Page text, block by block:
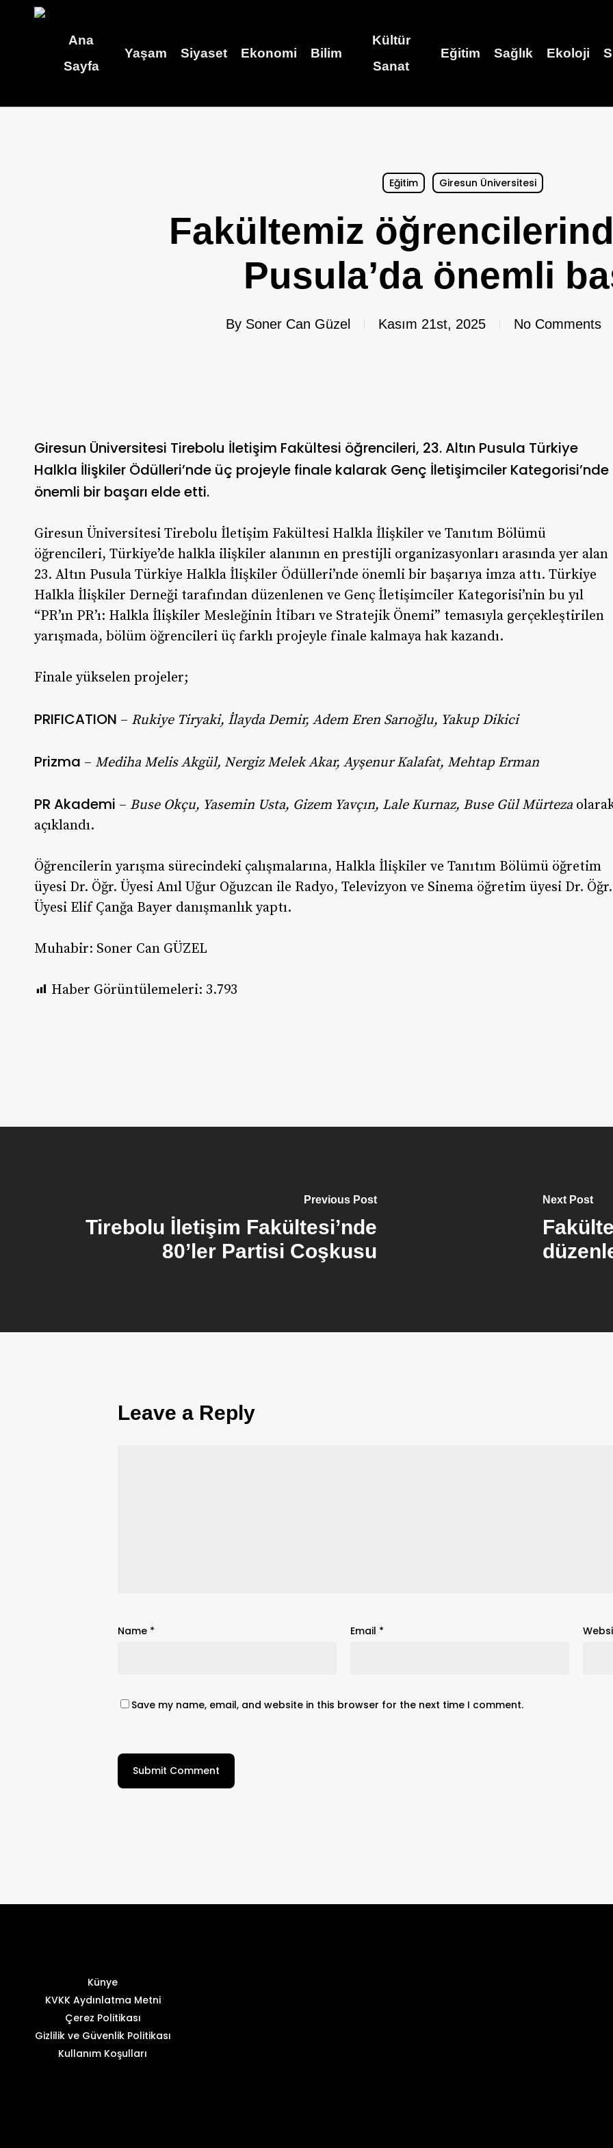
Ana
Sayfa
Yaşam Siyaset Ekonomi Bilim
Kültür
Sanat
Eğitim Sağlık Ekoloji
Eğitim Giresun Üniversitesi
Fakültemiz
Pusula’da önemli
By Soner Can Güzel Kasım 21st, 2025 No Comments
Giresun Üniversitesi Tirebolu İletişim Fakültesi öğrencileri, 23. Altın Pusula Türkiye
Halkla İlişkiler Ödülleri’nde üç projeyle finale kalarak Genç İletişimciler Kategorisi’nde
önemli bir başarı elde etti.
Giresun Üniversitesi Tirebolu İletişim Fakültesi Halkla İlişkiler ve Tanıtım Bölümü
öğrencileri, Türkiye’de halkla ilişkiler alanının en prestijli organizasyonları arasında yer alan
23. Altın Pusula Türkiye Halkla İlişkiler Ödülleri’nde önemli bir başarıya imza attı. Türkiye
Halkla İlişkiler Derneği tarafından düzenlenen ve Genç İletişimciler Kategorisi’nin bu yıl
“PR’ın PR’ı: Halkla İlişkiler Mesleğinin İtibarı ve Stratejik Önemi” temasıyla gerçekleştirilen
yarışmada, bölüm öğrencileri üç farklı projeyle finale kalmaya hak kazandı.
Finale yükselen projeler;
PRIFICATION – Rukiye Tiryaki, İlayda Demir, Adem Eren Sarıoğlu, Yakup Dikici
Prizma – Mediha Melis Akgül, Nergiz Melek Akar, Ayşenur Kalafat, Mehtap Erman
PR Akademi – Buse Okçu, Yasemin Usta, Gizem Yavçın, Lale Kurnaz, Buse Gül Mürteza
açıklandı.
Öğrencilerin yarışma sürecindeki çalışmalarına, Halkla İlişkiler ve Tanıtım Bölümü öğretim
üyesi Dr. Öğr. Üyesi Anıl Uğur Oğuzcan ile Radyo, Televizyon ve Sinema öğretim üyesi Dr. Öğr.
Üyesi Elif Çanğa Bayer danışmanlık yaptı.
Muhabir: Soner Can GÜZEL
Haber Görüntülemeleri: 3.793
Previous Post
Tirebolu İletişim Fakültesi’nde
80’ler Partisi Coşkusu
Next Post
Leave a Reply
Name * Email *
Save my name, email, and website in this browser for the next time I comment.
Künye
KVKK Aydınlatma Metni
Çerez Politikası
Gizlilik ve Güvenlik Politikası
Kullanım Koşulları